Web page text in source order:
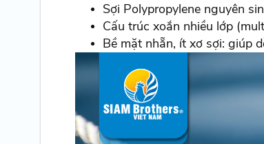
Sợi Polypropylene nguyên
Cấu trúc xoắn nhiều lớp
Bề mặt nhẵn, ít xơ sợi: giúp